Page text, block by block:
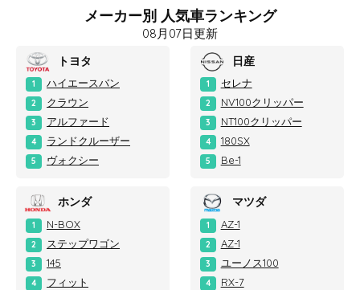
メーカー別 人気車ランキング
08月07日更新
トヨタ
1 ハイエースバン
2 クラウン
3 アルファード
4 ランドクルーザー
5 ヴォクシー
日産
1 セレナ
2 NV100クリッパー
3 NT100クリッパー
4 180SX
5 Be-1
ホンダ
1 N-BOX
2 ステップワゴン
3 145
4 フィット
マツダ
1 AZ-1
2 AZ-1
3 ユーノス100
4 RX-7